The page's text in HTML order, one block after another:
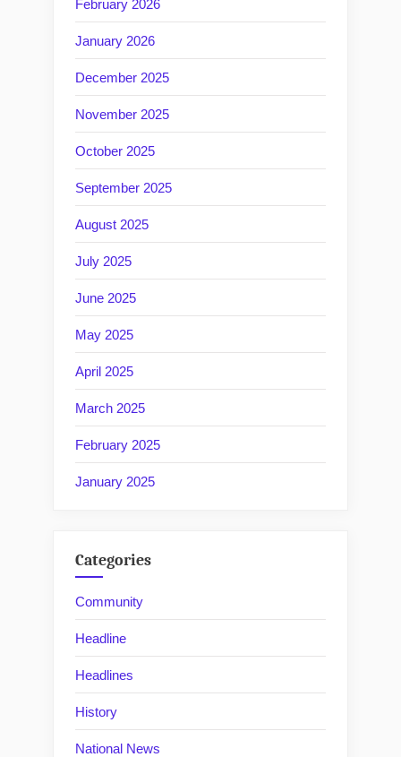
February 2026
January 2026
December 2025
November 2025
October 2025
September 2025
August 2025
July 2025
June 2025
May 2025
April 2025
March 2025
February 2025
January 2025
Categories
Community
Headline
Headlines
History
National News